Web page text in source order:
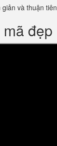
và thuận tiên
đẹp